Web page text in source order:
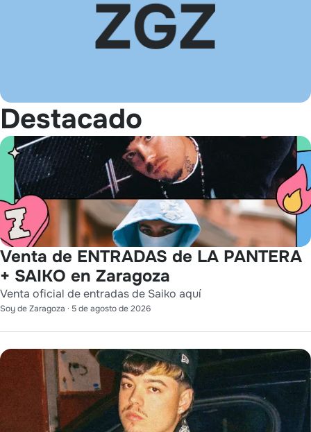
Destacado
Venta de ENTRADAS de LA PANTERA
+ SAIKO en Zaragoza
Venta oficial de entradas de Saiko aquí
Soy de Zaragoza · 5 de agosto de 2026